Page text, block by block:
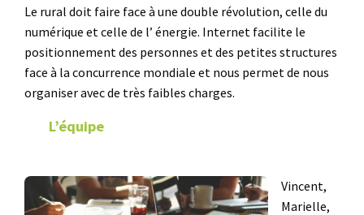
Le rural doit faire face à une double révolution, celle du
numérique et celle de l’ énergie. Internet facilite le
positionnement des personnes et des petites structures
face à la concurrence mondiale et nous permet de nous
organiser avec de très faibles charges.
L’équipe
Vincent,
Marielle,